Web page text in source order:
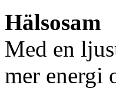
Hälsosam
Med en
mer energi